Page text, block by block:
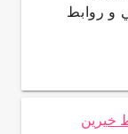
و روابط